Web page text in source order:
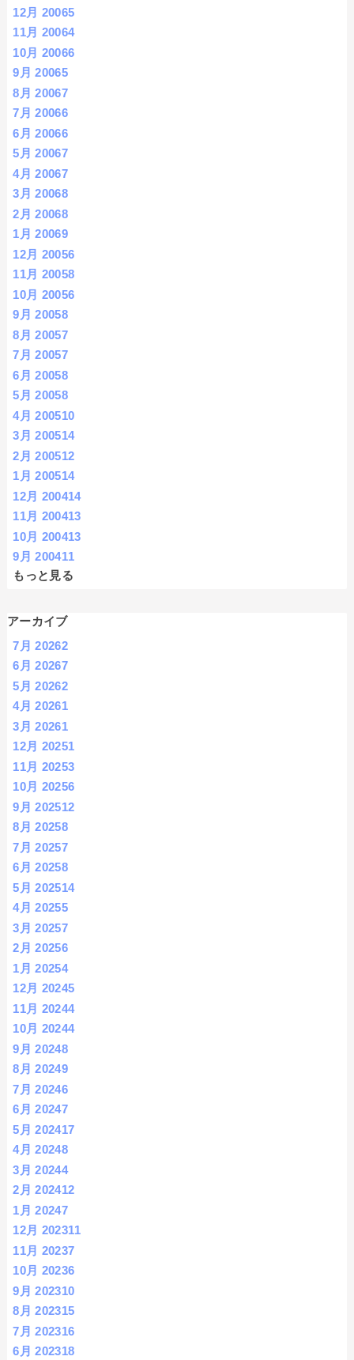
12月 20065
11月 20064
10月 20066
9月 20065
8月 20067
7月 20066
6月 20066
5月 20067
4月 20067
3月 20068
2月 20068
1月 20069
12月 20056
11月 20058
10月 20056
9月 20058
8月 20057
7月 20057
6月 20058
5月 20058
4月 200510
3月 200514
2月 200512
1月 200514
12月 200414
11月 200413
10月 200413
9月 200411
もっと見る
アーカイブ
7月 20262
6月 20267
5月 20262
4月 20261
3月 20261
12月 20251
11月 20253
10月 20256
9月 202512
8月 20258
7月 20257
6月 20258
5月 202514
4月 20255
3月 20257
2月 20256
1月 20254
12月 20245
11月 20244
10月 20244
9月 20248
8月 20249
7月 20246
6月 20247
5月 202417
4月 20248
3月 20244
2月 202412
1月 20247
12月 202311
11月 20237
10月 20236
9月 202310
8月 202315
7月 202316
6月 202318